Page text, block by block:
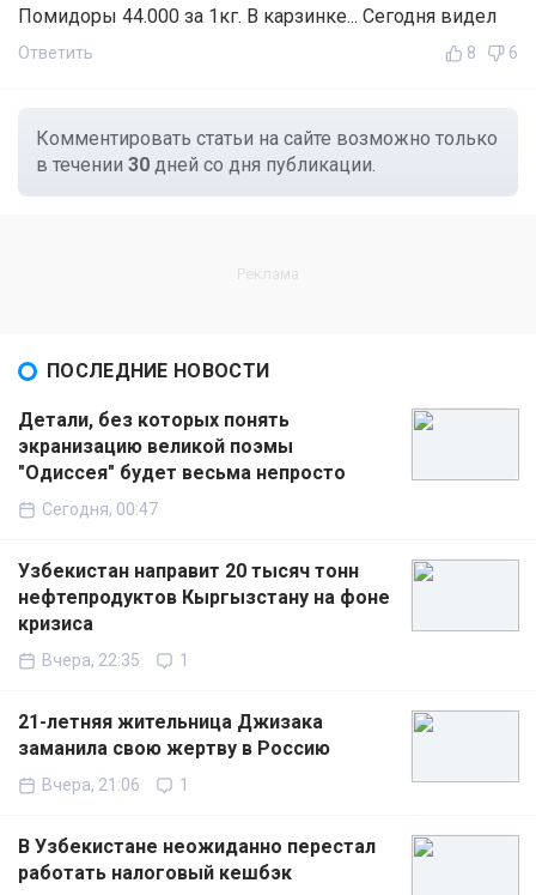
Помидоры 44.000 за 1кг. В карзинке... Сегодня видел
Ответить 8 6
Комментировать статьи на сайте возможно только
в течении 30 дней со дня публикации.
ПОСЛЕДНИЕ НОВОСТИ
Детали, без которых понять
экранизацию великой поэмы
"Одиссея" будет весьма непросто
Сегодня, 00:47
Узбекистан направит 20 тысяч тонн
нефтепродуктов Кыргызстану на фоне
кризиса
Вчера, 22:35 1
21-летняя жительница Джизака
заманила свою жертву в Россию
Вчера, 21:06 1
В Узбекистане неожиданно перестал
работать налоговый кешбэк